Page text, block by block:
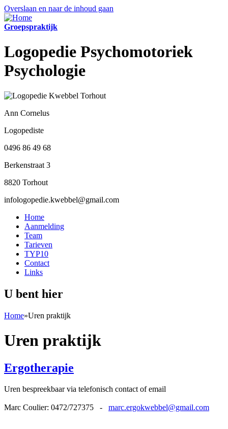
Overslaan en naar de inhoud gaan
Groepspraktijk
Logopedie Psychomotoriek
Psychologie
Ann Cornelus
Logopediste
0496 86 49 68
Berkenstraat 3
8820 Torhout
infologopedie.kwebbel@gmail.com
Home
Aanmelding
Team
Tarieven
TYP10
Contact
Links
U bent hier
Home»Uren praktijk
Uren praktijk
Ergotherapie
Uren bespreekbaar via telefonisch contact of email
Marc Coulier: 0472/727375 - marc.ergokwebbel@gmail.com